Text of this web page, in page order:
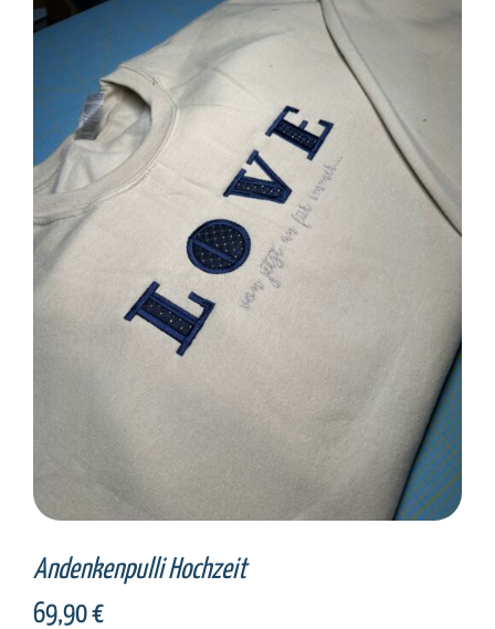
SELECT OPTIONS DETAILS
Andenkenpulli Hochzeit
69,90€